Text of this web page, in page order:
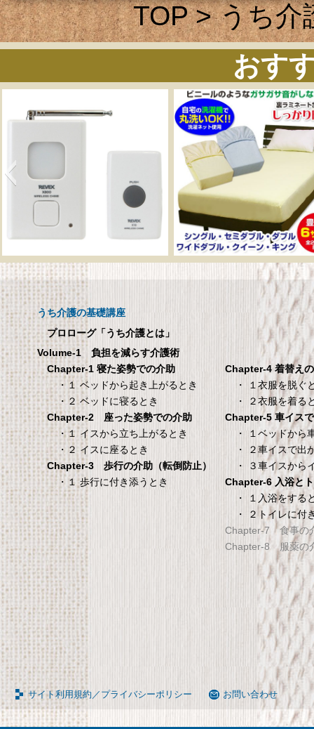
TOP>うち介
おす
呼び出しチャイムセット
X810
呼び出しチャイムセット X810
メーカー直販 ベッ
ックスシーツ 防水
ツ 【介護シーツ･ベ
用防水シーツ】シ
100×200×30cm ク
メーカー直販 ベッド用ボ
シーツ 防水シーツ 【介護
ベッド用防水シーツ】シ
100×200×30cm クリー
タンスのゲン 介護用ベ
ッドテーブル キャスタ
ー付き 伸縮式 高さ調節
可能 Licht リヒト
65090050BR
タンスのゲン 介護用ベッドテー
ブル キャスター付き 伸縮式 高さ
調節可能 Licht リヒト
65090050BR
TANITA 【乗った人
タリと当てる「乗
機能」搭載】 体組
ホワイト BC-754-
TANITA 【乗った人をピタ
てる「乗るピタ機能」搭
組成計 ホワイト BC-754-
うち介護の基礎講座
プロローグ「うち介護とは」
Volume-1 負担を減らす介護術
Chapter-1 寝た姿勢での介助
・１ ベッドから起き上がるとき
・２ ベッドに寝るとき
Chapter-2 座った姿勢での介助
・１ イスから立ち上がるとき
・２ イスに座るとき
Chapter-3 歩行の介助（転倒防止）
・１ 歩行に付き添うとき
Chapter-4 着替え
・ １衣服を脱ぐ
・ ２衣服を着る
Chapter-5 車イス
・ １ベッドから
・ ２車イスで出
・ ３車イスから
Chapter-6 入浴と
・ １入浴をする
・ ２トイレに付
Chapter-7 食事の
Chapter-8 服薬の
サイト利用規約／プライバシーポリシー お問い合わせ